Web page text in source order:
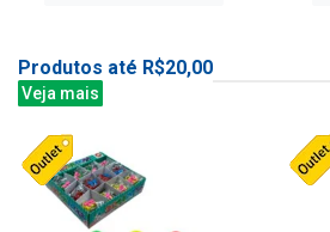
Produtos até R$20,00
Veja mais